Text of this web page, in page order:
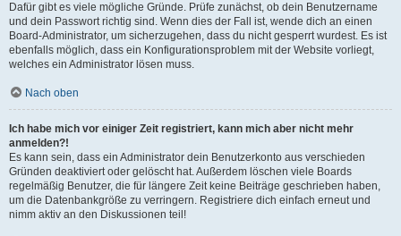
Dafür gibt es viele mögliche Gründe. Prüfe zunächst, ob dein Benutzername
und dein Passwort richtig sind. Wenn dies der Fall ist, wende dich an einen
Board-Administrator, um sicherzugehen, dass du nicht gesperrt wurdest. Es ist
ebenfalls möglich, dass ein Konfigurationsproblem mit der Website vorliegt,
welches ein Administrator lösen muss.
Nach oben
Ich habe mich vor einiger Zeit registriert, kann mich aber nicht mehr
anmelden?!
Es kann sein, dass ein Administrator dein Benutzerkonto aus verschieden
Gründen deaktiviert oder gelöscht hat. Außerdem löschen viele Boards
regelmäßig Benutzer, die für längere Zeit keine Beiträge geschrieben haben,
um die Datenbankgröße zu verringern. Registriere dich einfach erneut und
nimm aktiv an den Diskussionen teil!